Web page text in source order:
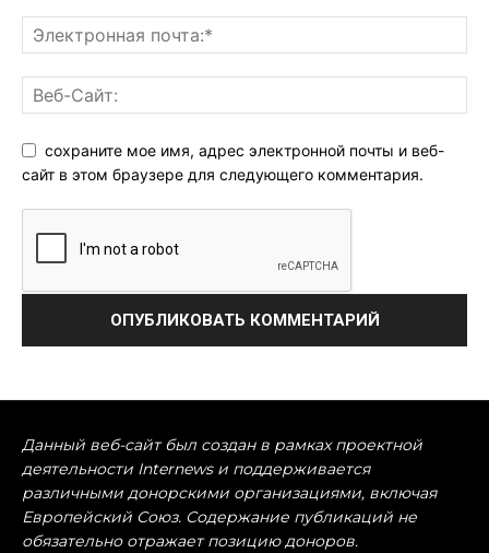
сохраните мое имя, адрес электронной почты и веб-
сайт в этом браузере для следующего комментария.
Данный веб-сайт был создан в рамках проектной
деятельности Internews и поддерживается
различными донорскими организациями, включая
Европейский Союз. Содержание публикаций не
обязательно отражает позицию доноров.